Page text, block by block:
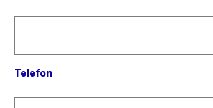
Telefon